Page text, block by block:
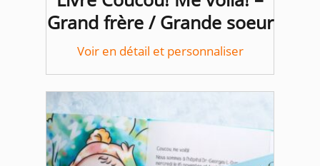
Grand frère / Grande soeur
Voir en détail et personnaliser